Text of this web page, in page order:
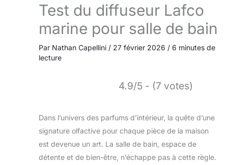
Test du diffuseur Lafco
marine pour salle de bain
Par Nathan Capellini / 27 février 2026 / 6 minutes de
lecture
4.9/5 - (7 votes)
Dans l’univers des parfums d’intérieur, la quête d’une
signature olfactive pour chaque pièce de la maison
est devenue un art. La salle de bain, espace de
détente et de bien-être, n’échappe pas à cette règle.